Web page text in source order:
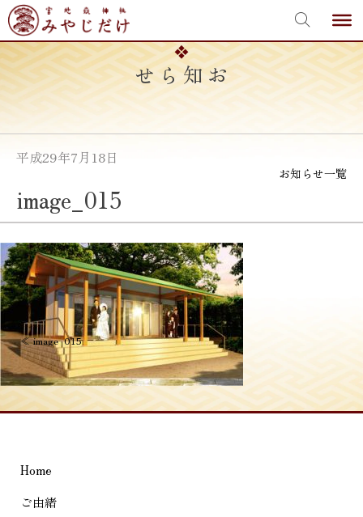
Skip
to
content
お知らせ
平成29年7月18日
お知らせ一覧
image_015
投
稿
ナ
ビ
ー
シ
≪image_015
Home
ご由緒